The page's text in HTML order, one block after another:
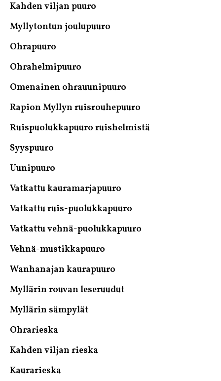
Kahden viljan puuro
Myllytontun joulupuuro
Ohrapuuro
Ohrahelmipuuro
Omenainen ohrauunipuuro
Rapion Myllyn ruisrouhepuuro
Ruispuolukkapuuro ruishelmistä
Syyspuuro
Uunipuuro
Vatkattu kauramarjapuuro
Vatkattu ruis-puolukkapuuro
Vatkattu vehnä-puolukkapuuro
Vehnä-mustikkapuuro
Wanhanajan kaurapuuro
Myllärin rouvan leseruudut
Myllärin sämpylät
Ohrarieska
Kahden viljan rieska
Kaurarieska